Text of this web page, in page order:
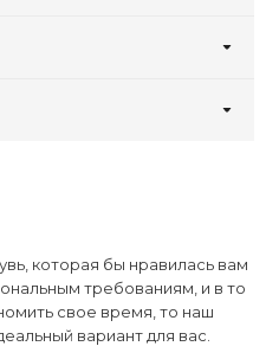
которая бы нравилась вам
требованиям, и в то
свое время, то наш
вариант для вас.